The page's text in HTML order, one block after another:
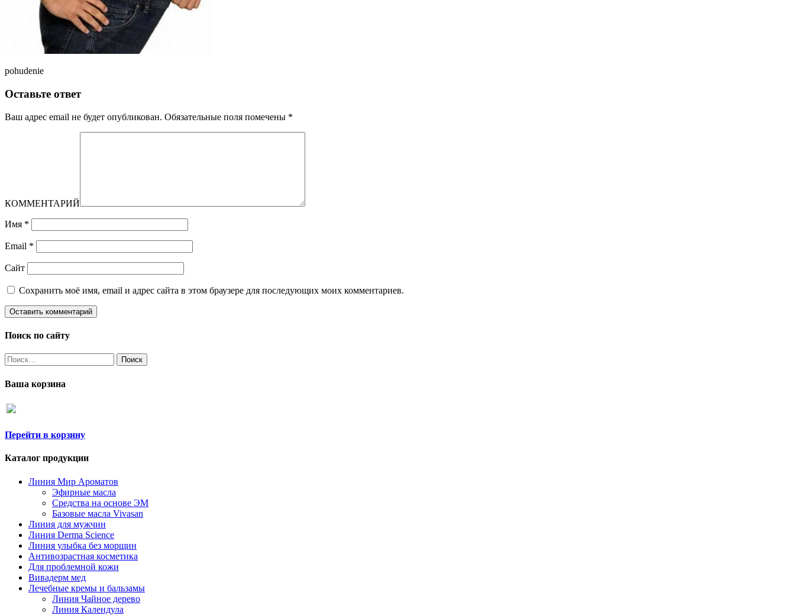
pohudenie
Оставьте ответ
Ваш адрес email не будет опубликован. Обязательные поля помечены *
КОММЕНТАРИЙ
Имя *
Email *
Сайт
Сохранить моё имя, email и адрес сайта в этом браузере для последующих моих комментариев.
Поиск по сайту
Найти:
Ваша корзина
Перейти в корзину
Каталог продукции
Линия Мир Ароматов
Эфирные масла
Средства на основе ЭМ
Базовые масла Vivasan
Линия для мужчин
Линия Derma Science
Линия улыбка без морщин
Антивозрастная косметика
Для проблемной кожи
Вивадерм мед
Лечебные кремы и бальзамы
Линия Чайное дерево
Линия Календула